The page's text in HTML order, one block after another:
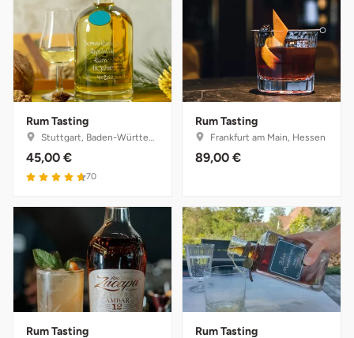
Rum Tasting
Stuttgart, Baden-Württemberg
45,00 €
4.7 von 5
70
Rum Tasting
Frankfurt am Main, Hessen
89,00 €
Rum Tasting Rum Tasting
Erfurt
Erlangen
Flensburg
Freiberg
Freiburg
Fulda